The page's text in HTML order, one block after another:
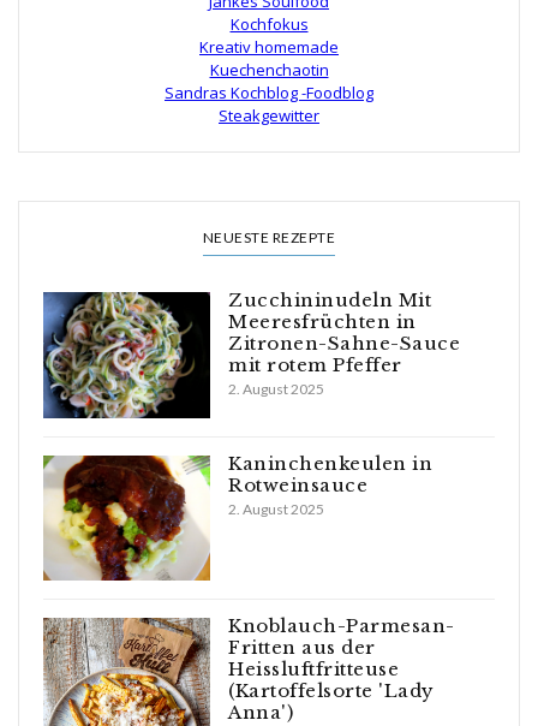
Kochfokus
Kreativ homemade
Kuechenchaotin
Sandras Kochblog -Foodblog
Steakgewitter
NEUESTE REZEPTE
Zucchininudeln Mit
Meeresfrüchten in
Zitronen-Sahne-Sauce
mit rotem Pfeffer
2. August 2025
Kaninchenkeulen in
Rotweinsauce
2. August 2025
Knoblauch-Parmesan-
Fritten aus der
Heissluftfritteuse
(Kartoffelsorte 'Lady
Anna')